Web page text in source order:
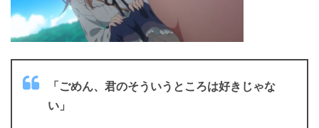
「ごめん、君のそういうところは好きじゃな
い」